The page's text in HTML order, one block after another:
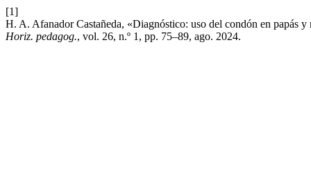
[1]
H. A. Afanador Castañeda, «Diagnóstico: uso del condón en papás
Horiz. pedagog., vol. 26, n.º 1, pp. 75–89, ago. 2024.